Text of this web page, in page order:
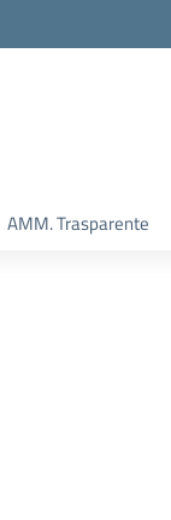
AMM. Trasparente